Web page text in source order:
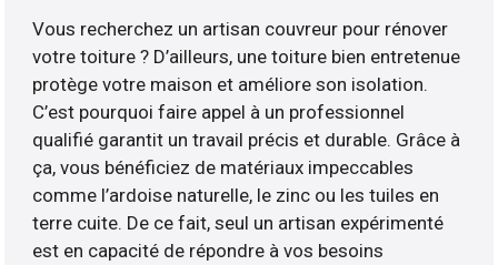
Vous recherchez un artisan couvreur pour rénover
votre toiture ? D’ailleurs, une toiture bien entretenue
protège votre maison et améliore son isolation.
C’est pourquoi faire appel à un professionnel
qualifié garantit un travail précis et durable. Grâce à
ça, vous bénéficiez de matériaux impeccables
comme l’ardoise naturelle, le zinc ou les tuiles en
terre cuite. De ce fait, seul un artisan expérimenté
est en capacité de répondre à vos besoins